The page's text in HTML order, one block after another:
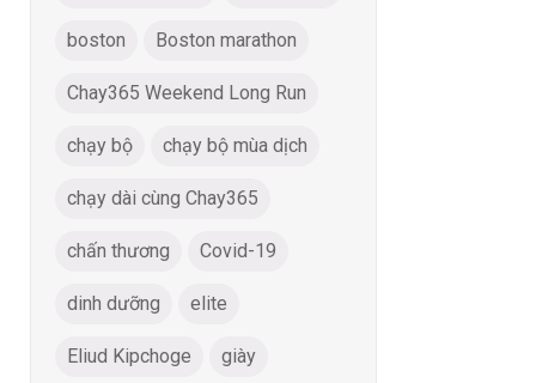
boston Boston marathon
Chay365 Weekend Long Run
chạy bộ chạy bộ mùa dịch
chạy dài cùng Chay365
chấn thương Covid-19
dinh dưỡng elite
Eliud Kipchoge giày